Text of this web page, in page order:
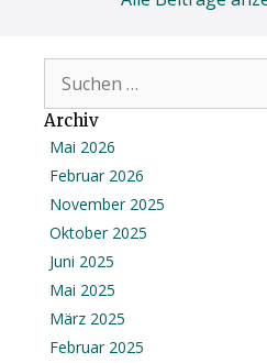
nach:
Archiv
Mai 2026
Februar 2026
November 2025
Oktober 2025
Juni 2025
Mai 2025
März 2025
Februar 2025